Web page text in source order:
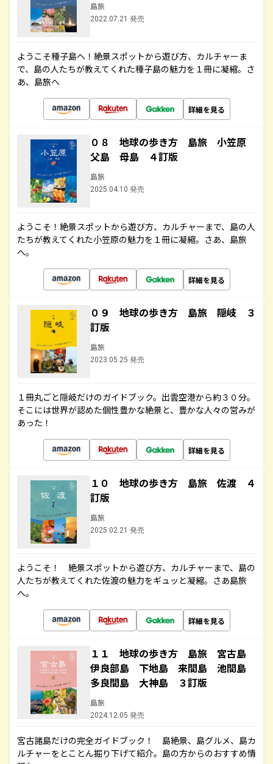
島旅
2022.07.21 発売
ようこそ種子島へ！絶景スポットから遊び方、カルチャーま
で、島の人たちが教えてくれた種子島の魅力を１冊に凝縮。さ
あ、島旅へ
詳細を見る
０８ 地球の歩き方 島旅 小笠原
父島 母島 ４訂版
島旅
2025.04.10 発売
ようこそ！絶景スポットから遊び方、カルチャーまで、島の人
たちが教えてくれた小笠原の魅力を１冊に凝縮。さあ、島旅
へ。
詳細を見る
０９ 地球の歩き方 島旅 隠岐 ３
訂版
島旅
2023.05.25 発売
１冊丸ごと隠岐だけのガイドブック。出雲空港から約３０分。
そこには世界が認めた個性豊かな絶景と、豊かな人々の営みが
あった！
詳細を見る
１０ 地球の歩き方 島旅 佐渡 ４
訂版
島旅
2025.02.21 発売
ようこそ！ 絶景スポットから遊び方、カルチャーまで、島の
人たちが教えてくれた佐渡の魅力をギュッと凝縮。さあ島旅
へ。
詳細を見る
１１ 地球の歩き方 島旅 宮古島
伊良部島 下地島 来間島 池間島
多良間島 大神島 ３訂版
島旅
2024.12.05 発売
宮古諸島だけの完全ガイドブック！ 島絶景、島グルメ、島カ
ルチャーをとことん掘り下げて紹介。島の方からのおすすめ情